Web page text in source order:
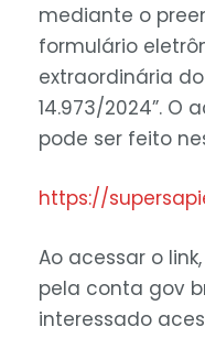
mediante o
formulário
extraordinária
14.973/2024”. O
pode ser feito
https://
Ao acessar o
pela conta gov
interessado